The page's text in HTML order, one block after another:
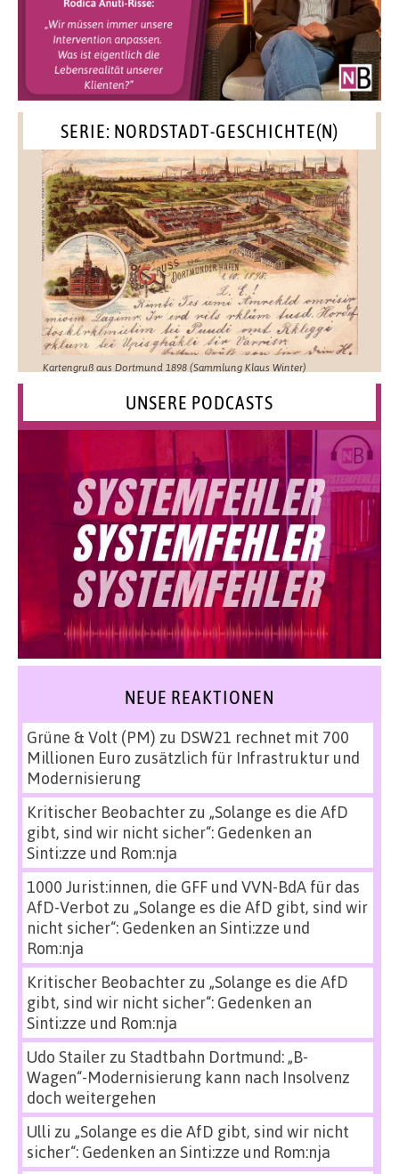
SERIE: NORDSTADT-GESCHICHTE(N)
Kartengruß aus Dortmund 1898 (Sammlung Klaus Winter)
UNSERE PODCASTS
NEUE REAKTIONEN
Grüne & Volt (PM) zu DSW21 rechnet mit 700
Millionen Euro zusätzlich für Infrastruktur und
Modernisierung
Kritischer Beobachterzu „Solange es die AfD
gibt, sind wir nicht sicher“: Gedenken an
Sinti:zze und Rom:nja
1000 Jurist:innen, die GFF und VVN-BdA für das
AfD-Verbot zu „Solange es die AfD gibt, sind wir
nicht sicher“: Gedenken an Sinti:zze und
Rom:nja
Kritischer Beobachterzu „Solange es die AfD
gibt, sind wir nicht sicher“: Gedenken an
Sinti:zze und Rom:nja
Udo Stailerzu Stadtbahn Dortmund: „B-
Wagen“-Modernisierung kann nach Insolvenz
doch weitergehen
Ulli zu „Solange es die AfD gibt, sind wir nicht
sicher“: Gedenken an Sinti:zze und Rom:nja